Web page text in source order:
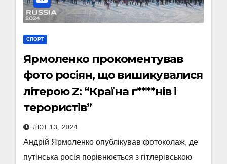
СПОРТ
Ярмоленко прокоментував
фото росіян, що вишикувалися
літерою Z: “Країна г****нів і
терористів”
ЛЮТ 13, 2024
Андрій Ярмоленко опублікував фотоколаж, де
путінська росія порівнюється з гітлерівською